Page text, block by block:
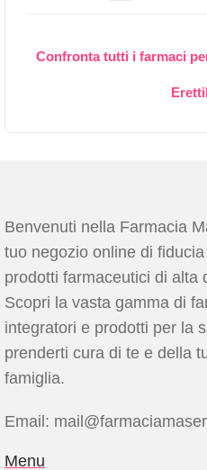
Confronta tutti i farmaci
Benvenuti nella Farmacia
tuo negozio online di
prodotti farmaceutici di alta
Scopri la vasta gamma di
integratori e prodotti per la
prenderti cura di te e della
famiglia.
Email:
Menu